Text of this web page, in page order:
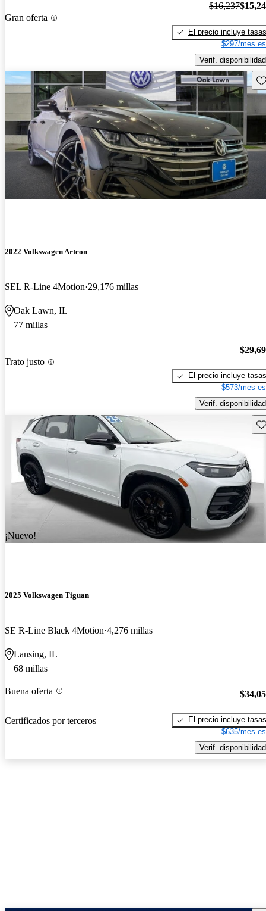
Gran oferta
$16,237
El precio incluye tasas
$297/mes
Verif. disponibilidad
2022 Volkswagen Arteon
SEL R-Line 4Motion 29,176 millas
Oak Lawn, IL
77 millas
Trato justo
El precio incluye tasas
$573/mes
Verif. disponibilidad
¡Nuevo!
2025 Volkswagen Tiguan
SE R-Line Black 4Motion 4,276 millas
Lansing, IL
68 millas
Buena oferta
Certificados por terceros
El precio incluye tasas
$635/mes
Verif. disponibilidad